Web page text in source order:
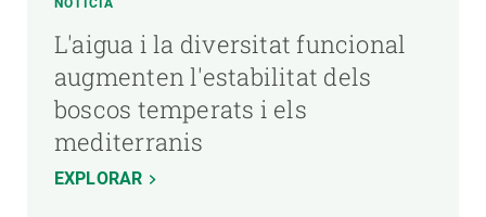
NOTÍCIA
L'aigua i la diversitat funcional
augmenten l'estabilitat dels
boscos temperats i els
mediterranis
EXPLORAR